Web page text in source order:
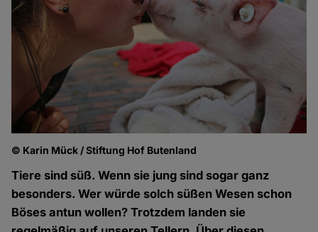
© Karin Mück / Stiftung Hof Butenland
Tiere sind süß. Wenn sie jung sind sogar ganz
besonders. Wer würde solch süßen Wesen schon
Böses antun wollen? Trotzdem landen sie